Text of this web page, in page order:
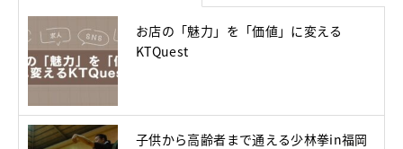
お店の「魅力」を「価値」に変える
KTQuest
子供から高齢者まで通える少林拳in福岡